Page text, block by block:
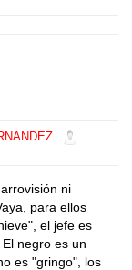
ni
para ellos
el jefe es
negro es un
es "gringo", los